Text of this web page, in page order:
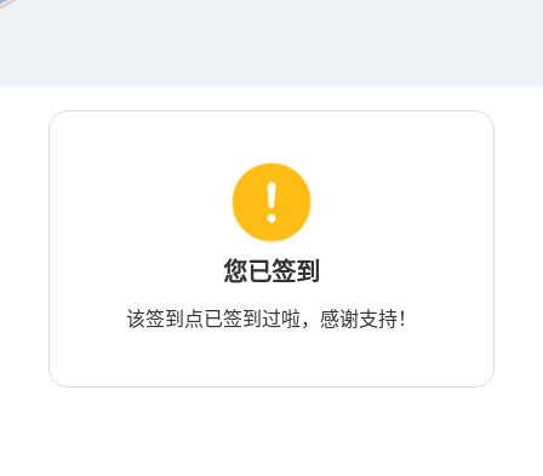
您已签到
该签到点已签到过啦，感谢支持！